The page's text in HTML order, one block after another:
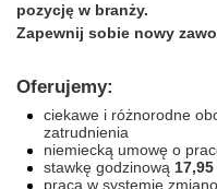
pozycję w branży.
Zapewnij sobie nowy
Oferujemy:
ciekawe i różnorodne
zatrudnienia
niemiecką umowę o
stawkę godzinową 17,95
praca w systemie